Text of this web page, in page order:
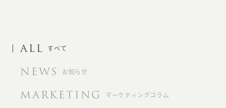
ALL すべて
NEWS お知らせ
MARKETING マーケティングコラム